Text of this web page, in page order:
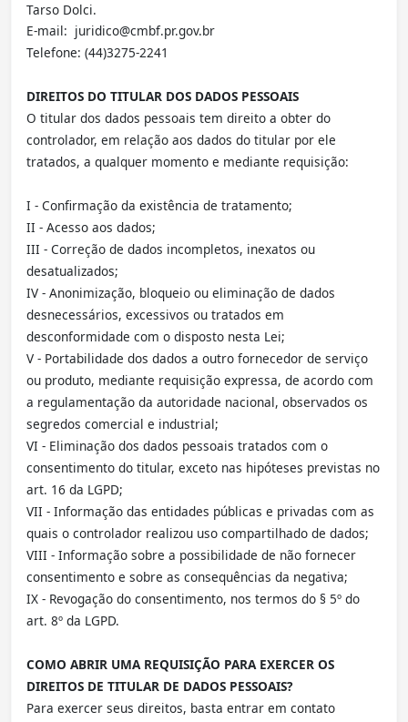
Tarso Dolci.
E-mail: juridico@cmbf.pr.gov.br
Telefone: (44)3275-2241
DIREITOS DO TITULAR DOS DADOS PESSOAIS
O titular dos dados pessoais tem direito a obter do
controlador, em relação aos dados do titular por ele
tratados, a qualquer momento e mediante requisição:
I - Confirmação da existência de tratamento;
II - Acesso aos dados;
III - Correção de dados incompletos, inexatos ou
desatualizados;
IV - Anonimização, bloqueio ou eliminação de dados
desnecessários, excessivos ou tratados em
desconformidade com o disposto nesta Lei;
V - Portabilidade dos dados a outro fornecedor de serviço
ou produto, mediante requisição expressa, de acordo com
a regulamentação da autoridade nacional, observados os
segredos comercial e industrial;
VI - Eliminação dos dados pessoais tratados com o
consentimento do titular, exceto nas hipóteses previstas no
art. 16 da LGPD;
VII - Informação das entidades públicas e privadas com as
quais o controlador realizou uso compartilhado de dados;
VIII - Informação sobre a possibilidade de não fornecer
consentimento e sobre as consequências da negativa;
IX - Revogação do consentimento, nos termos do § 5º do
art. 8º da LGPD.
COMO ABRIR UMA REQUISIÇÃO PARA EXERCER OS
DIREITOS DE TITULAR DE DADOS PESSOAIS?
Para exercer seus direitos, basta entrar em contato